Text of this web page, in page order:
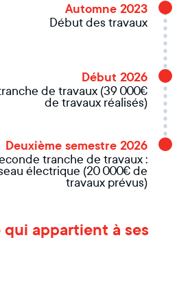
Automne 2023
Début des travaux
Début 2026
de travaux (39 000€
de travaux réalisés)
Deuxième semestre 2026
tranche de travaux :
électrique (20 000€ de
travaux prévus)
qui appartient à ses